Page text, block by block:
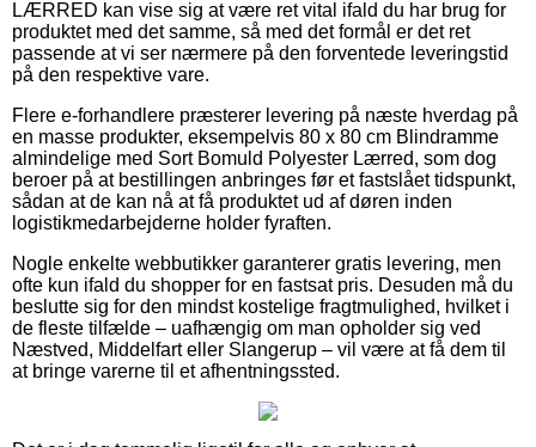
LÆRRED kan vise sig at være ret vital ifald du har brug for
produktet med det samme, så med det formål er det ret
passende at vi ser nærmere på den forventede leveringstid
på den respektive vare.
Flere e-forhandlere præsterer levering på næste hverdag på
en masse produkter, eksempelvis 80 x 80 cm Blindramme
almindelige med Sort Bomuld Polyester Lærred, som dog
beroer på at bestillingen anbringes før et fastslået tidspunkt,
sådan at de kan nå at få produktet ud af døren inden
logistikmedarbejderne holder fyraften.
Nogle enkelte webbutikker garanterer gratis levering, men
ofte kun ifald du shopper for en fastsat pris. Desuden må du
beslutte sig for den mindst kostelige fragtmulighed, hvilket i
de fleste tilfælde – uafhængig om man opholder sig ved
Næstved, Middelfart eller Slangerup – vil være at få dem til
at bringe varerne til et afhentningssted.